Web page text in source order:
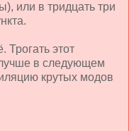
или в тридцать три
этот
в следующем
крутых модов